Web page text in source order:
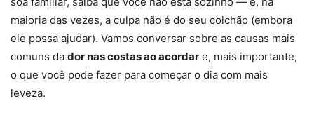
maioria das vezes, a culpa não é do seu colchão (embora
ele possa ajudar). Vamos conversar sobre as causas mais
comuns da dor nas costas ao acordar e, mais importante,
o que você pode fazer para começar o dia com mais
leveza.